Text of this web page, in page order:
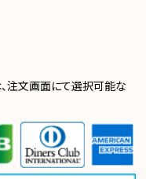
文画面にて選択可能な